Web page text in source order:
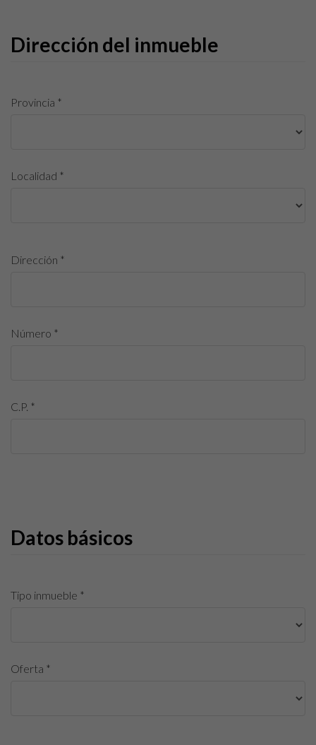
Dirección del inmueble
Provincia *
Localidad *
Dirección *
Número *
C.P. *
Datos básicos
Tipo inmueble *
Oferta *